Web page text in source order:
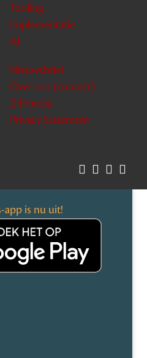
Tooling
Implementatie
AI
Nieuwsbrief
Over ons (contact)
ZiPmedia
Privacy Statement
app is nu uit!